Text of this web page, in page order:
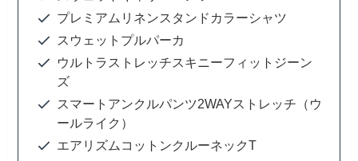
プレミアムリネンスタンドカラーシャツ
スウェットプルパーカ
ウルトラストレッチスキニーフィットジーン
ズ
スマートアンクルパンツ2WAYストレッチ（ウ
ールライク）
エアリズムコットンクルーネックT